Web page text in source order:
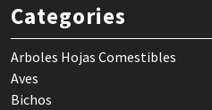
Categories
Arboles Hojas Comestibles
Aves
Bichos